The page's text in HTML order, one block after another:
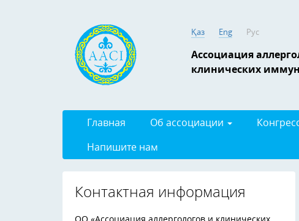
Қаз Eng Рус
Ассоциация
клинических
Главная Об ассоциации
Напишите нам
Контактная информация